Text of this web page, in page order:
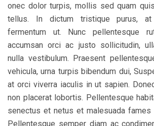
onec dolor turpis, mollis sed quam
tellus. In dictum tristique purus, at
fermentum ut. Nunc pellentesque
accumsan orci ac justo sollicitudin,
nulla vestibulum. Praesent
vehicula, urna turpis bibendum dui,
at orci viverra iaculis in ut sapien.
non placerat lobortis. Pellentesque
senectus et netus et malesuada
Pellentesque semper diam ac